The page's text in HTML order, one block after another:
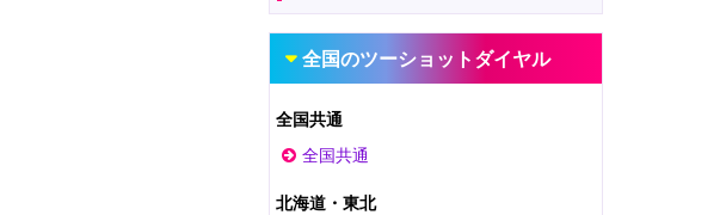
全国のツーショットダイヤル
全国共通
全国共通
北海道・東北